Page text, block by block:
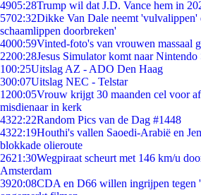
4905:28Trump wil dat J.D. Vance hem in
5702:32Dikke Van Dale neemt 'vulvalippen'
schaamlippen doorbreken'
4000:59Vinted-foto's van vrouwen massaal
2200:28Jesus Simulator komt naar Nintendo
100:25Uitslag AZ - ADO Den Haag
300:07Uitslag NEC - Telstar
1200:05Vrouw krijgt 30 maanden cel voor
misdienaar in kerk
4322:22Random Pics van de Dag #1448
4322:19Houthi's vallen Saoedi-Arabië en
blokkade olieroute
2621:30Wegpiraat scheurt met 146 km/u
Amsterdam
3920:08CDA en D66 willen ingrijpen tegen